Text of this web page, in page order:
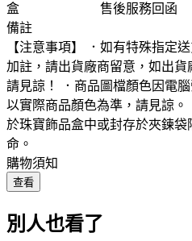
盒 售後服務回函
備註
【注意事項】 ．如有特殊指定
加註，請出貨廠商留意，如出貨
請見諒！ ．商品圖檔顏色因電
以實際商品顏色為準，請見諒
於珠寶飾品盒中或封存於夾鍊
命。
購物須知
查看
別人也看了